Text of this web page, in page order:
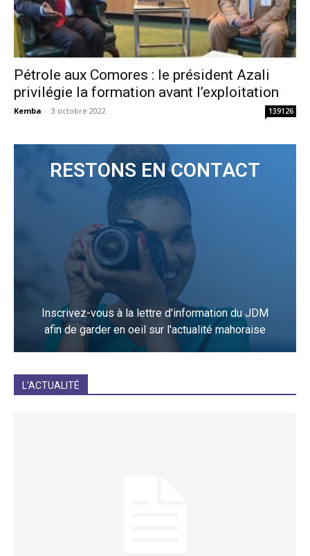
Pétrole aux Comores : le président Azali
privilégie la formation avant l’exploitation
Kemba - 3 octobre 2022 139126
RESTONS EN CONTACT
Inscrivez-vous à la lettre d'information du JDM
afin de garder en oeil sur l'actualité mahoraise
L'ACTUALITÉ